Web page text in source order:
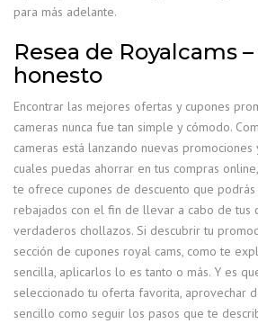
para más adelante.
Resea de Royalcams
honesto
Encontrar las mejores ofertas y cupones
cameras nunca fue tan simple y cómodo.
cameras está lanzando nuevas
cuales puedas ahorrar en tus compras
te ofrece cupones de descuento que podrás
rebajados con el fin de llevar a cabo de tus
verdaderos chollazos. Si descubrir tu
sección de cupones royal cams, como te
sencilla, aplicarlos lo es tanto o más. Y es
seleccionado tu oferta favorita, aprovechar
sencillo como seguir los pasos que te